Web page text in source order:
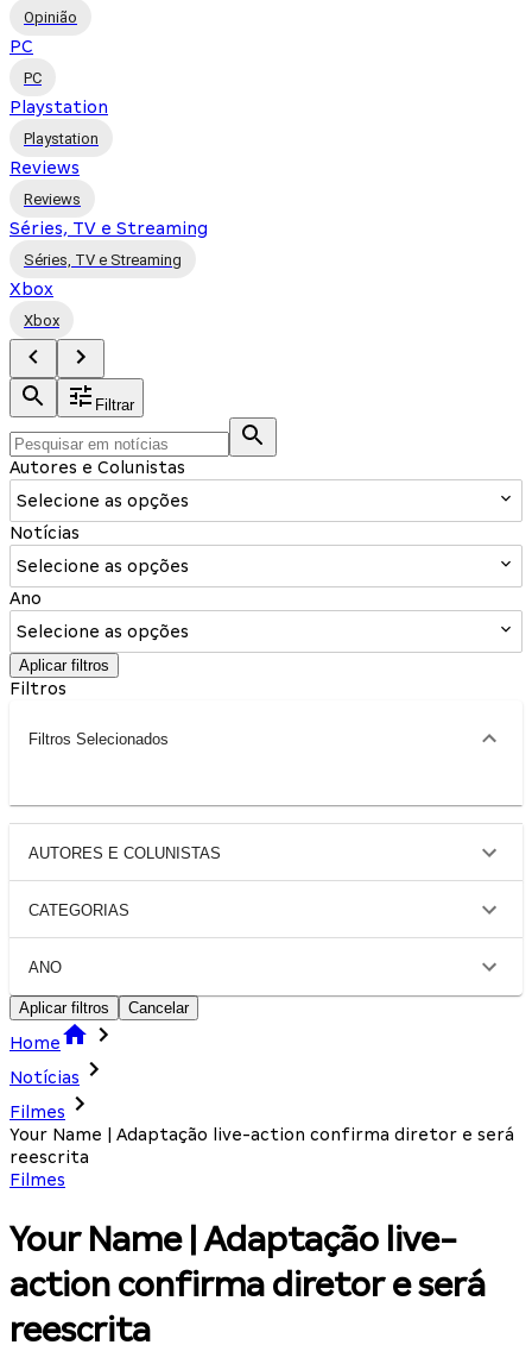
Opinião
PC
PC
Playstation
Playstation
Reviews
Reviews
Séries, TV e Streaming
Séries, TV e Streaming
Xbox
Xbox
Filtrar
Autores e Colunistas
Selecione as opções
Notícias
Selecione as opções
Ano
Selecione as opções
Aplicar filtros
Filtros
Filtros Selecionados
AUTORES E COLUNISTAS
CATEGORIAS
ANO
Aplicar filtros Cancelar
Home
Notícias
Filmes
Your Name | Adaptação live-action confirma diretor e será
reescrita
Filmes
Your Name | Adaptação live-
action confirma diretor e será
reescrita